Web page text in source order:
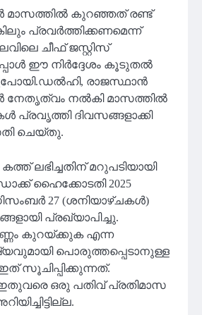
മാസത്തിൽ കുറഞ്ഞത് രണ്ട്
പ്രവർത്തിക്കണമെന്ന്
ചീഫ് ജസ്റ്റിസ്
ഈ നിർദ്ദേശം കൂടുതൽ
രാജസ്ഥാൻ
നേതൃത്വം നൽകി മാസത്തിൽ
പ്രവൃത്തി ദിവസങ്ങളാക്കി
ചെയ്തു.
കത്ത് ലഭിച്ചതിന് മറുപടിയായി
ഹൈക്കോടതി 2025
27 (ശനിയാഴ്ചകൾ)
പ്രഖ്യാപിച്ചു.
കുറയ്ക്കുക എന്ന
പൊരുത്തപ്പെടാനുള്ള
സൂചിപ്പിക്കുന്നത്.
ഒരു പതിവ് പ്രതിമാസ